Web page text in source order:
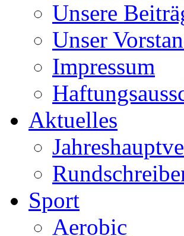
Unsere
Unser
Impressum
Aktuelles
Sport
Aerobic